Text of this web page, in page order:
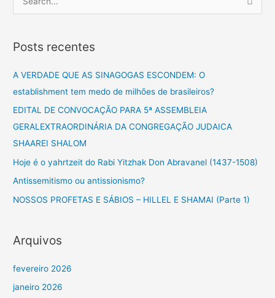
q
u
r
:
Posts recentes
A VERDADE QUE AS SINAGOGAS ESCONDEM: O
establishment tem medo de milhões de brasileiros?
EDITAL DE CONVOCAÇÃO PARA 5ª ASSEMBLEIA
GERALEXTRAORDINÁRIA DA CONGREGAÇÃO JUDAICA
SHAAREI SHALOM
Hoje é o yahrtzeit do Rabi Yitzhak Don Abravanel (1437-1508)
Antissemitismo ou antissionismo?
NOSSOS PROFETAS E SÁBIOS – HILLEL E SHAMAI (Parte 1)
Arquivos
fevereiro 2026
janeiro 2026